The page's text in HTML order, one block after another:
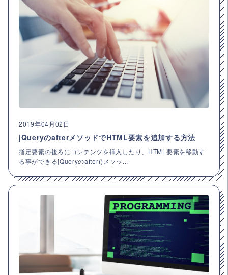
2019年04月02日
jQueryのafterメソッドでHTML要素を追加する方法
指定要素の後ろにコンテンツを挿入したり、HTML要素を移動す
る事ができるjQueryのafter()メソッ...